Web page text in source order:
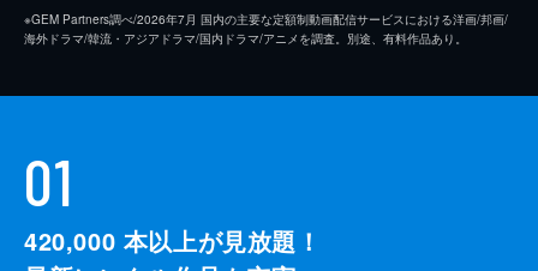
※GEM Partners調べ/2026年7⽉ 国内の主要な定額制動画配信サービスにおける洋画/邦画/
海外ドラマ/韓流・アジアドラマ/国内ドラマ/アニメを調査。別途、有料作品あり。
01
420,000 本以上が見放題！